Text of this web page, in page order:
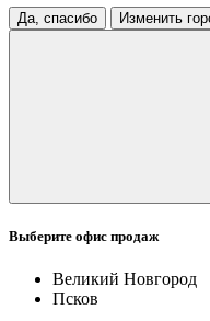
Да, спасибо
Выберите офис продаж
Великий Новгород
Псков